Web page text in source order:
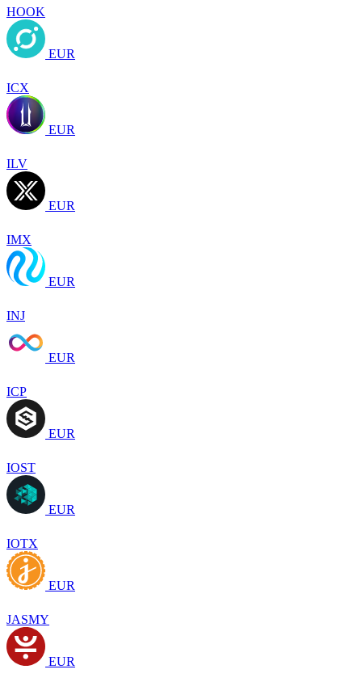
HOOK
EUR
ICX
EUR
ILV
EUR
IMX
EUR
INJ
EUR
ICP
EUR
IOST
EUR
IOTX
EUR
JASMY
EUR